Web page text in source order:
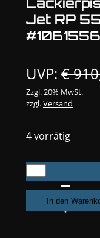
Jet RP
#1061556
UVP: €
Zzgl. 20% MwSt.
zzgl.Versand
4 vorrätig
Lackierpistole
/
Spritzpistole
SATA
In den